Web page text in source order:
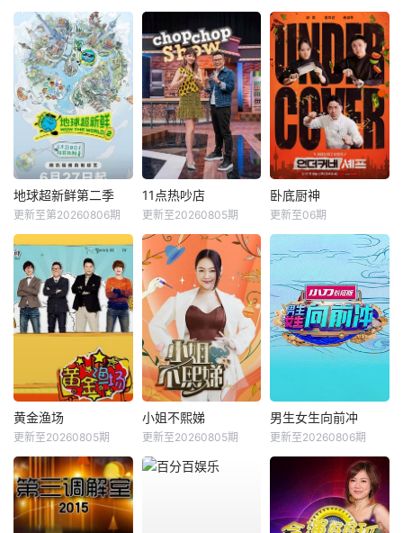
地球超新鲜第二季
更新至第20260806期
11点热吵店
更新至20260805期
卧底厨神
更新至06期
黄金渔场
更新至20260805期
小姐不熙娣
更新至20260805期
男生女生向前冲
更新至20260806期